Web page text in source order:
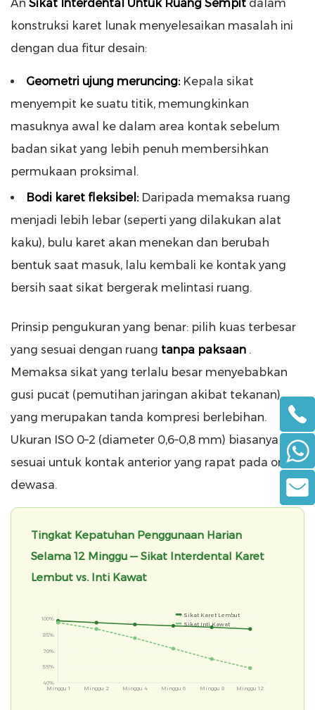
An Sikat Interdental Untuk Ruang Sempit dalam
konstruksi karet lunak menyelesaikan masalah ini
dengan dua fitur desain:
Geometri ujung meruncing: Kepala sikat
menyempit ke suatu titik, memungkinkan
masuknya awal ke dalam area kontak sebelum
badan sikat yang lebih penuh membersihkan
permukaan proksimal.
Bodi karet fleksibel: Daripada memaksa ruang
menjadi lebih lebar (seperti yang dilakukan alat
kaku), bulu karet akan menekan dan berubah
bentuk saat masuk, lalu kembali ke kontak yang
bersih saat sikat bergerak melintasi ruang.
Prinsip pengukuran yang benar: pilih kuas terbesar
yang sesuai dengan ruang tanpa paksaan .
Memaksa sikat yang terlalu besar menyebabkan
gusi pucat (pemutihan jaringan akibat tekanan),
yang merupakan tanda kompresi berlebihan.
Ukuran ISO 0–2 (diameter 0,6–0,8 mm) biasanya
sesuai untuk kontak anterior yang rapat pada orang
dewasa.
Tingkat Kepatuhan Penggunaan Harian
Selama 12 Minggu — Sikat Interdental Karet
Lembut vs. Inti Kawat
40%
55%
70%
85%
100%
Minggu 1 Minggu 2 Minggu 4 Minggu 6 Minggu 8 Minggu 12
Sikat Karet Lembut
Sikat Inti Kawat